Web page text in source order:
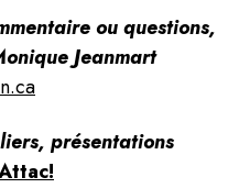
ou questions,
veuillez vous adresser à Monique Jeanmart
présentations